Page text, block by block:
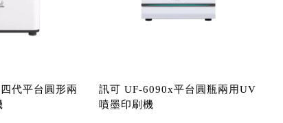
代平台圓形兩
訊可 UF-6090x平台圓瓶兩用UV
噴墨印刷機